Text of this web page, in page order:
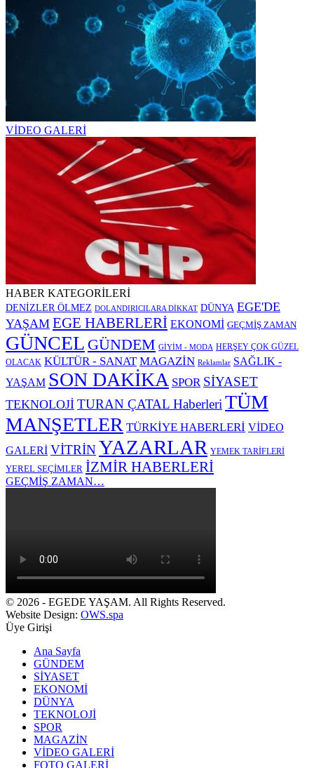
VİDEO GALERİ
HABER KATEGORİLERİ
DENİZLER ÖLMEZ DOLANDIRICILARA DİKKAT DÜNYA EGE'DE
YAŞAM EGE HABERLERİ EKONOMİ GEÇMİŞ ZAMAN
GÜNCEL GÜNDEM GİYİM - MODA HERŞEY ÇOK GÜZEL
OLACAK KÜLTÜR - SANAT MAGAZİN Reklamlar SAĞLIK -
YAŞAM SON DAKİKA SPOR SİYASET
TEKNOLOJİ TURAN ÇATAL Haberleri TÜM
MANŞETLER TÜRKİYE HABERLERİ VİDEO
GALERİ VİTRİNYAZARLAR YEMEK TARİFLERİ
YEREL SEÇİMLER İZMİR HABERLERİ
GEÇMİŞ ZAMAN…
© 2026 - EGEDE YAŞAM. All Rights Reserved.
Website Design: OWS.spa
Üye Girişi
Ana Sayfa
GÜNDEM
SİYASET
EKONOMİ
DÜNYA
TEKNOLOJİ
SPOR
MAGAZİN
VİDEO GALERİ
FOTO GALERİ